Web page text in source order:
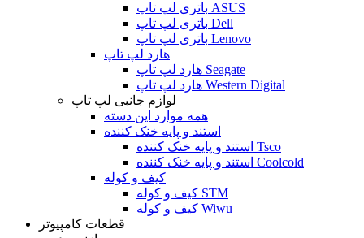
باتری لپ تاپ ASUS
باتری لپ تاپ Dell
باتری لپ تاپ Lenovo
هارد لپ تاپ
هارد لپ تاپ Seagate
هارد لپ تاپ Western Digital
لوازم جانبی لپ تاپ
همه موارد این دسته
استند و پایه خنک کننده
استند و پایه خنک کننده Tsco
استند و پایه خنک کننده Coolcold
کیف و کوله
کیف و کوله STM
کیف و کوله Wiwu
قطعات کامپیوتر